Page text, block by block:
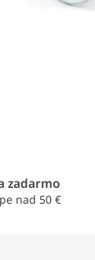
zadarmo
nad 50 €